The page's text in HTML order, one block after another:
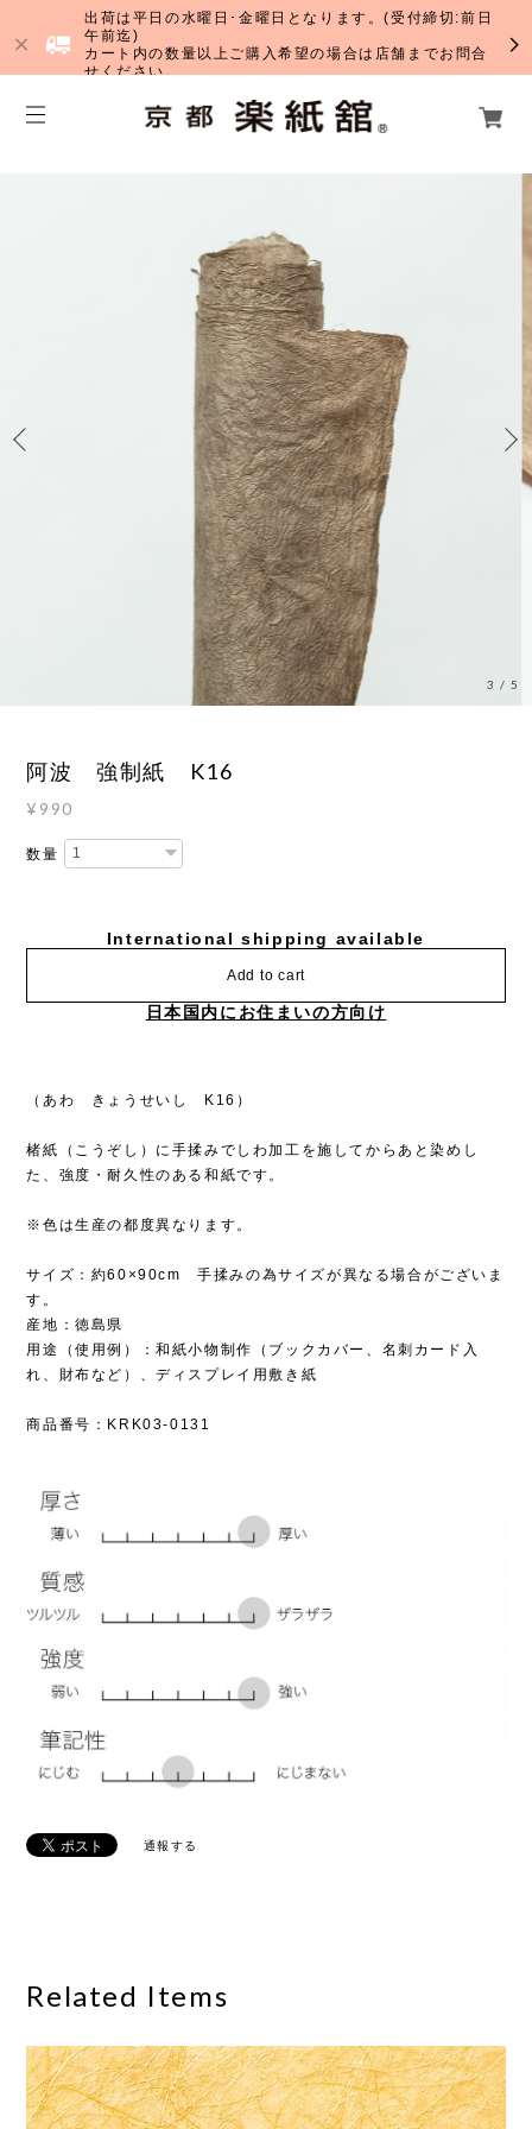
出荷は平日の水曜日･金曜日となります。(受付締切:前日
午前迄)
カート内の数量以上ご購入希望の場合は店舗までお問合
せください。
3 / 5
阿波 強制紙 K16
¥990
数量
International shipping available
Add to cart
日本国内にお住まいの方向け
（あわ きょうせいし K16）
楮紙（こうぞし）に手揉みでしわ加工を施してからあと染めし
た、強度・耐久性のある和紙です。
※色は生産の都度異なります。
サイズ：約60×90cm 手揉みの為サイズが異なる場合がございま
す。
産地：徳島県
用途（使用例）：和紙小物制作（ブックカバー、名刺カード入
れ、財布など）、ディスプレイ用敷き紙
商品番号：KRK03-0131
通報する
Related Items